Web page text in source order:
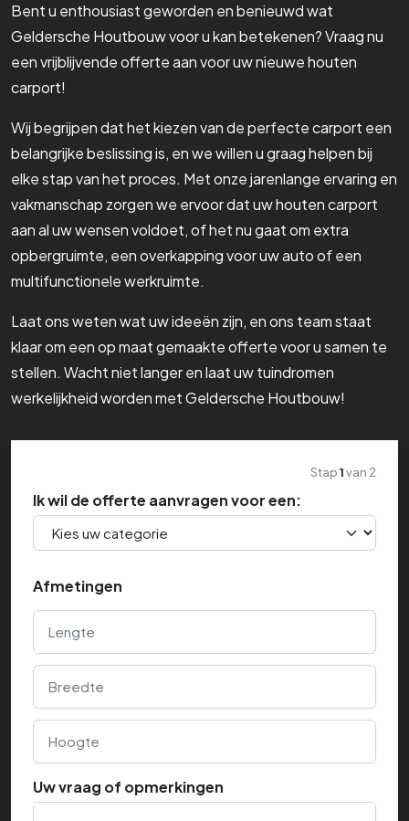
Bent u enthousiast geworden en benieuwd wat
Geldersche Houtbouw voor u kan betekenen? Vraag nu
een vrijblijvende offerte aan voor uw nieuwe houten
carport!
Wij begrijpen dat het kiezen van de perfecte carport een
belangrijke beslissing is, en we willen u graag helpen bij
elke stap van het proces. Met onze jarenlange ervaring en
vakmanschap zorgen we ervoor dat uw houten carport
aan al uw wensen voldoet, of het nu gaat om extra
opbergruimte, een overkapping voor uw auto of een
multifunctionele werkruimte.
Laat ons weten wat uw ideeën zijn, en ons team staat
klaar om een op maat gemaakte offerte voor u samen te
stellen. Wacht niet langer en laat uw tuindromen
werkelijkheid worden met Geldersche Houtbouw!
Stap1van 2
Ik wil de offerte aanvragen voor een:
Afmetingen
Lengte
Breedte
Hoogte
Uw vraag of opmerkingen